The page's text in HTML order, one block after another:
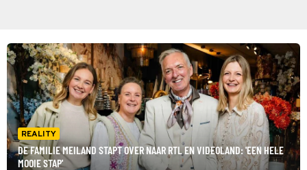
REALITY
DE FAMILIE MEILAND STAPT OVER NAAR RTL EN VIDEOLAND: 'EEN HELE
MOOIE STAP'